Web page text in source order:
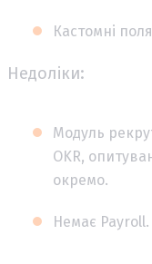
Кастомні
Недоліки:
Модуль
OKR,
окремо.
Немає Payroll.